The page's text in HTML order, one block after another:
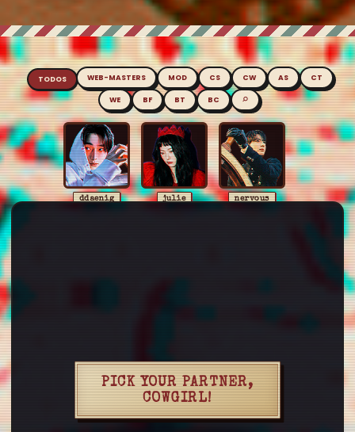
TODOS WEB-MASTERS MOD CS CW AS CT
WE BF BT BC ⌕
ddaenig julie nervous
anaharae arshanji aussi